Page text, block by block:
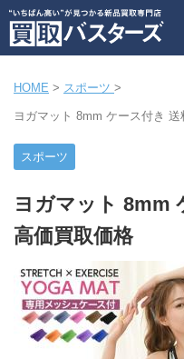
HOME > スポーツ >
ヨガマット 8mm ケース付き
スポーツ
ヨガマット 8mm
高価買取価格